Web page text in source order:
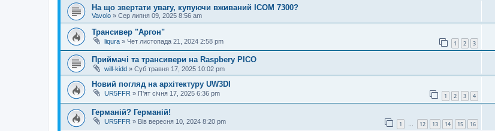
На що звертати увагу, купуючи вживаний ICOM 7300?
Vavolo » Сер липня 09, 2025 8:56 am
Трансивер "Аргон"
liqura » Чет листопада 21, 2024 2:58 pm 1 2 3
Приймачі та трансивери на Raspbery PICO
will-kidd » Суб травня 17, 2025 10:02 pm
Новий погляд на архітектуру UW3DI
UR5FFR » П'ят січня 17, 2025 6:36 pm 1 2 3 4
Германій? Германій!
UR5FFR » Вів вересня 10, 2024 8:20 pm 1 12 13 14 15 16